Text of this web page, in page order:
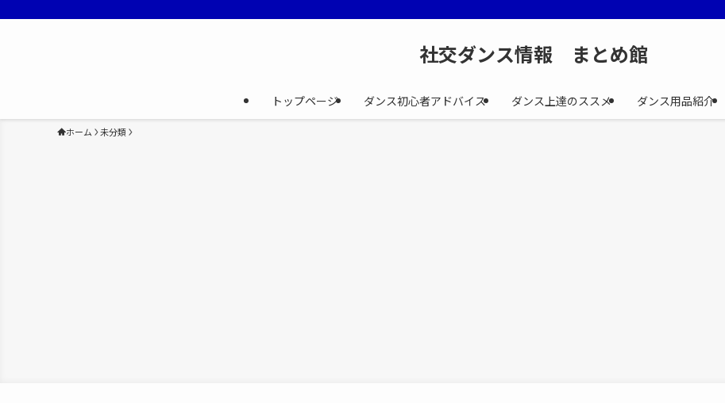
社交ダンス情報 まとめ館
トップページ ダンス初心者アドバイス ダンス上達のススメ ダンス用品紹介
ホーム 未分類